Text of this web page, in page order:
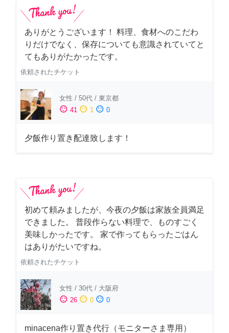
ありがとうございます！ 料理、食材へのこだわ
りだけでなく、保存についても意識されていてと
てもありがたかったです。
依頼されたチケット
女性 / 50代 / 東京都
sentiment_satisfied 41 sentiment_neutral 1 sentiment_dissatisfied 0
夕飯作り置き配達致します！
初めて頼みましたが、今夜の夕飯は家族全員満足
できました。 普段作らない料理で、ものすごく
美味しかったです。 家で作ってもらったごはん
はありがたいですね。
依頼されたチケット
女性 / 30代 / 大阪府
sentiment_satisfied 26 sentiment_neutral 0 sentiment_dissatisfied 0
minacena作り置き代行（モニターさま専用）